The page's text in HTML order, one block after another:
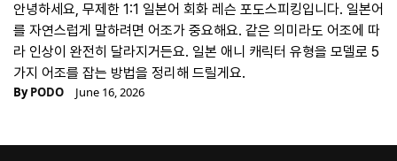
안녕하세요, 무제한 1:1 일본어 회화 레슨 포도스피킹입니다. 일본어
를 자연스럽게 말하려면 어조가 중요해요. 같은 의미라도 어조에 따
라 인상이 완전히 달라지거든요. 일본 애니 캐릭터 유형을 모델로 5
가지 어조를 잡는 방법을 정리해 드릴게요.
ByPODO June 16, 2026